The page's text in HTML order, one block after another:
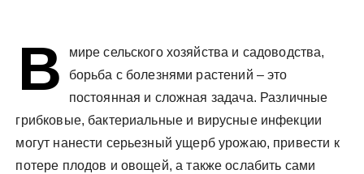
В
мире сельского хозяйства и садоводства,
борьба с болезнями растений – это
постоянная и сложная задача. Различные
грибковые, бактериальные и вирусные инфекции
могут нанести серьезный ущерб урожаю, привести к
потере плодов и овощей, а также ослабить сами